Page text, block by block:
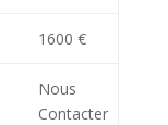
1600 €
Nous
Contacter